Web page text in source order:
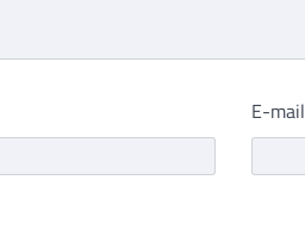
E-mail